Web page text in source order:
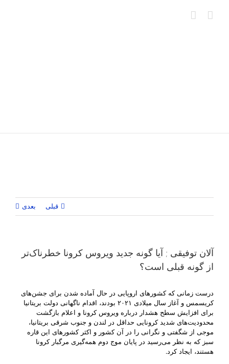
قبلی بعدی
آلان توفیقی ; آیا گونه جدید ویروس کرونا خطرناک‌‌تر
از گونه قبلی است؟
درست زمانی که کشورهای اروپایی در حال آماده شدن برای جشن‌های
کریسمس و آغاز سال میلادی ۲۰۲۱ بودند، اقدام ناگهانی دولت بریتانیا
برای افزایش سطح هشدار درباره ویروس کرونا و اعلام بازگشت
محدودیت‌های شدید کرونایی حداقل در لندن و جنوب شرقی بریتانیا،
موجی از شگفتی و نگرانی را در آن کشور و اکثر کشورهای این قاره
سبز که به نظر می‌رسید در پایان موج دوم همه‌گیری مرگبار کرونا
هستند، ایجاد کرد.